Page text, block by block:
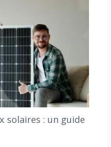
solaires : un guide